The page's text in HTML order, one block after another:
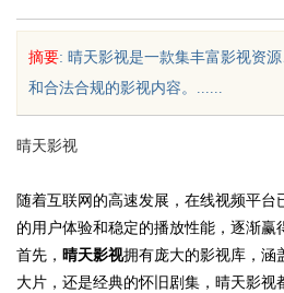
摘要: 晴天影视是一款集丰富影视资
和合法合规的影视内容。......
晴天影视
随着互联网的高速发展，在线视频平
的用户体验和稳定的播放性能，逐渐赢
首先， 晴天影视拥有庞大的影视库，涵
大片，还是经典的怀旧剧集，晴天影
好不好：真实体
方位揭秘 花